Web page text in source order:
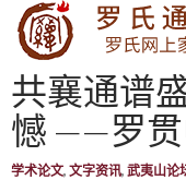
SKIP TO CONTENT
共襄通谱
憾 ——罗贯
学术论文, 文字资讯, 武夷山论